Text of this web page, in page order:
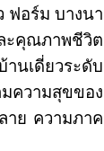
ฟอร์ม บางนา
ะคุณภาพชีวิต
านเดี่ยวระดับ
มความสุขของ
าย ความภาค